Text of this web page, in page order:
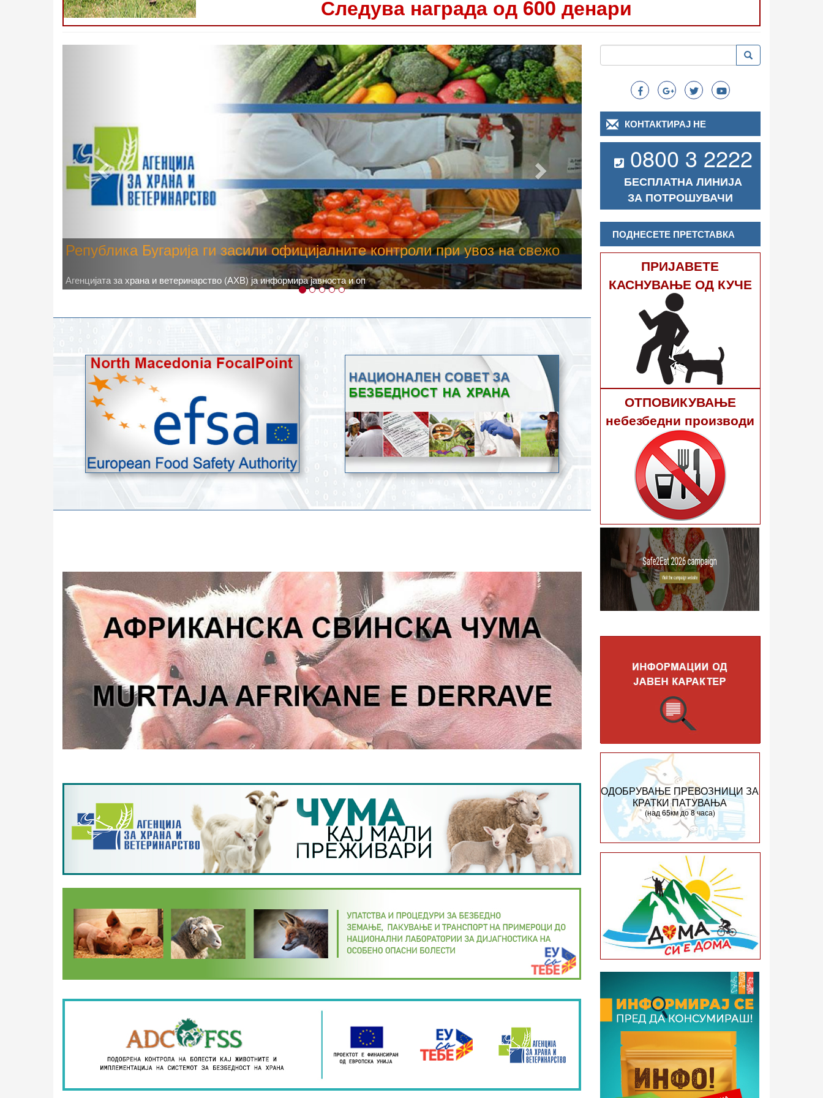
Следува награда од 600 денари
Високите температури ризик од труење со храна, опасни се и за
животните
Новото најавено зголемување на дневните температури, кое според метеоролозите во одредени региони ќе достигне 40
степени, ги зголемува ризиците од појава на труење со храна.
Следно
Search
Пребарување Пребарување
КОНТАКТИРАЈ НЕ
0800 3 2222
БЕСПЛАТНА ЛИНИЈА
ЗА ПОТРОШУВАЧИ
ПОДНЕСЕТЕ ПРЕТСТАВКА
ПРИЈАВЕТЕ
КАСНУВАЊЕ ОД КУЧЕ
ОТПОВИКУВАЊЕ
небезбедни производи
ОДОБРУВАЊЕ ПРЕВОЗНИЦИ ЗА
КРАТКИ ПАТУВАЊА
(над 65км до 8 часа)